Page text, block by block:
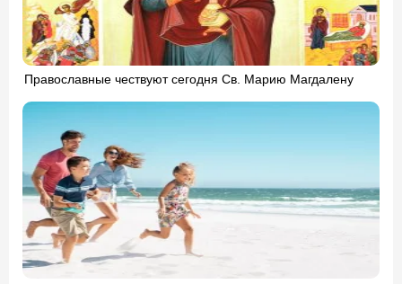
Православные чествуют сегодня Св. Марию Магдалену